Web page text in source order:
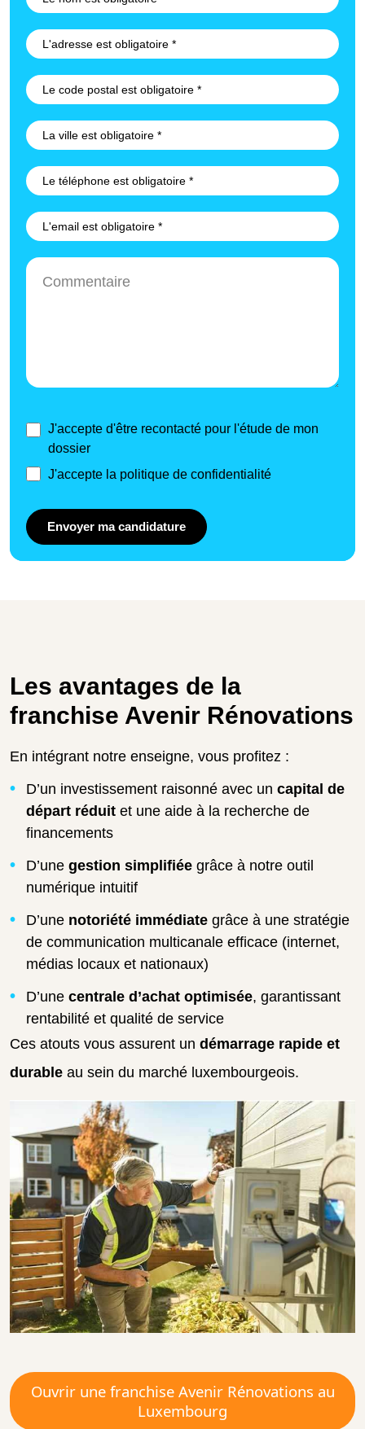
J'accepte d'être recontacté pour l'étude de mon
dossier
J'accepte la politique de confidentialité
Envoyer ma candidature
Les avantages de la
franchise Avenir Rénovations
En intégrant notre enseigne, vous profitez :
D’un investissement raisonné avec un capital de
départ réduit et une aide à la recherche de
financements
D’une gestion simplifiée grâce à notre outil
numérique intuitif
D’une notoriété immédiate grâce à une stratégie
de communication multicanale efficace (internet,
médias locaux et nationaux)
D’une centrale d’achat optimisée, garantissant
rentabilité et qualité de service
Ces atouts vous assurent un démarrage rapide et
durable au sein du marché luxembourgeois.
Ouvrir une franchise Avenir Rénovations au
Luxembourg